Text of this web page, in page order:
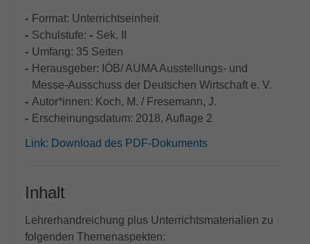
Format: Unterrichtseinheit
Schulstufe:
Sek. II
Umfang: 35 Seiten
Herausgeber: IÖB/ AUMA Ausstellungs- und
Messe-Ausschuss der Deutschen Wirtschaft e. V.
Autor*innen: Koch, M. / Fresemann, J.
Erscheinungsdatum: 2018, Auflage 2
Link: Download des PDF-Dokuments
Inhalt
Lehrerhandreichung plus Unterrichtsmaterialien zu
folgenden Themenaspekten: